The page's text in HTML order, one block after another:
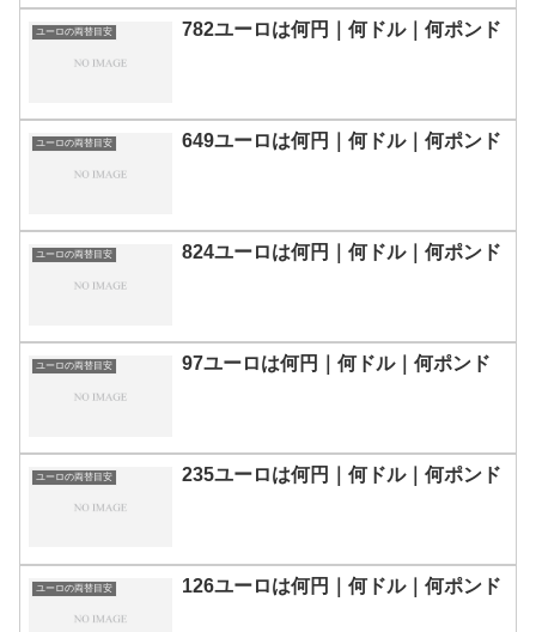
ユーロの両替目安 782ユーロは何円｜何ドル｜何ポンド
ユーロの両替目安 649ユーロは何円｜何ドル｜何ポンド
ユーロの両替目安 824ユーロは何円｜何ドル｜何ポンド
ユーロの両替目安 97ユーロは何円｜何ドル｜何ポンド
ユーロの両替目安 235ユーロは何円｜何ドル｜何ポンド
ユーロの両替目安 126ユーロは何円｜何ドル｜何ポンド